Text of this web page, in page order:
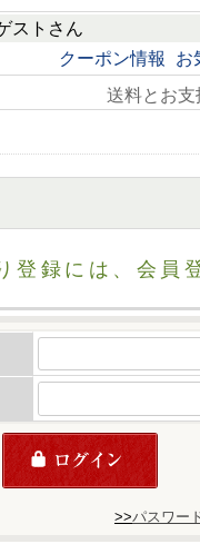
スト さん
クーポン情報
お
送料とお支
登録には、会員
)
パスワー